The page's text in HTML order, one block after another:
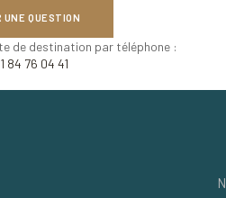
UNE QUESTION
de destination par téléphone :
84 76 04 41